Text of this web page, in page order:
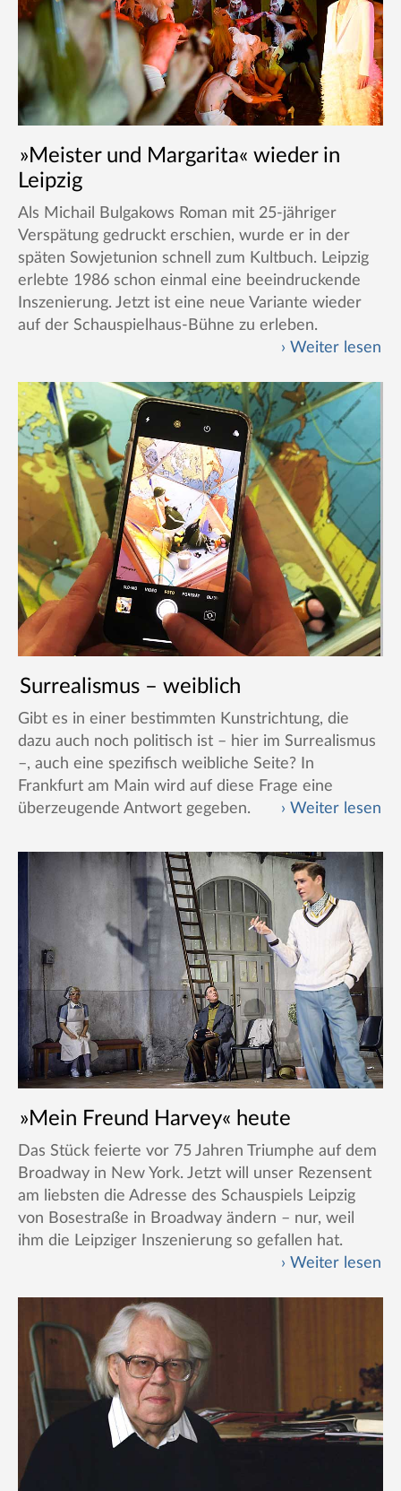
»Meister und Margarita« wieder in
Leipzig
Als Michail Bulgakows Roman mit 25-jähriger
Verspätung gedruckt erschien, wurde er in der
späten Sowjetunion schnell zum Kultbuch. Leipzig
erlebte 1986 schon einmal eine beeindruckende
Inszenierung. Jetzt ist eine neue Variante wieder
auf der Schauspielhaus-Bühne zu erleben.
Weiter lesen
Surrealismus – weiblich
Gibt es in einer bestimmten Kunstrichtung, die
dazu auch noch politisch ist – hier im Surrealismus
–, auch eine spezifisch weibliche Seite? In
Frankfurt am Main wird auf diese Frage eine
überzeugende Antwort gegeben.
Weiter lesen
»Mein Freund Harvey« heute
Das Stück feierte vor 75 Jahren Triumphe auf dem
Broadway in New York. Jetzt will unser Rezensent
am liebsten die Adresse des Schauspiels Leipzig
von Bosestraße in Broadway ändern – nur, weil
ihm die Leipziger Inszenierung so gefallen hat.
Weiter lesen